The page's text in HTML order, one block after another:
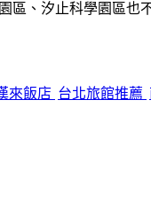
區、汐止科學園區也
來飯店 台北旅館推薦